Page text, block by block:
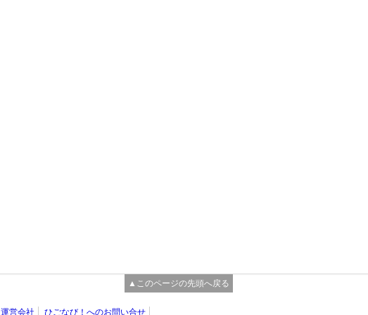
▲このページの先頭へ戻る
運営会社 ひごなび！へのお問い合せ